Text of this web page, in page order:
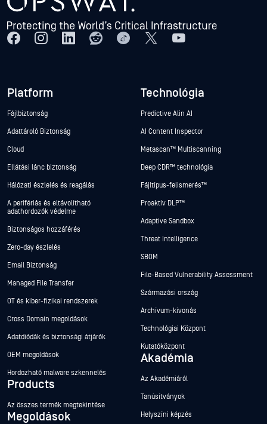
Platform
Fájlbiztonság
Adattároló Biztonság
Cloud
Ellátási lánc biztonság
Hálózati észlelés és reagálás
A perifériás és eltávolítható
adathordozók védelme
Biztonságos hozzáférés
Zero-day észlelés
Email Biztonság
Managed File Transfer
OT és kiber-fizikai rendszerek
Cross Domain megoldások
Adatdiódák és biztonsági átjárók
OEM megoldások
Hordozható malware szkennelés
Products
Az összes termék megtekintése
Megoldások
Technológia
Predictive Alin AI
AI Content Inspector
Metascan™ Multiscanning
Deep CDR™ technológia
Fájltípus-felismerés™
Proaktív DLP™
Adaptive Sandbox
Threat Intelligence
SBOM
File-Based Vulnerability Assessment
Származási ország
Archívum-kivonás
Technológiai Központ
Kutatóközpont
Akadémia
Az Akadémiáról
Tanúsítványok
Helyszíni képzés